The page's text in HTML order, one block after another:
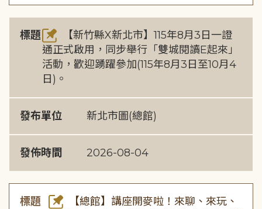
標題
【新竹縣X新北市】115年8月3日一證
通正式啟用，同步舉行「雙城閱讀E起來」
活動，歡迎踴躍參加(115年8月3日至10月4
日)。
發布單位 新北市圖(總館)
發佈時間 2026-08-04
標題
【總館】講座開麥啦！來聊、來玩、